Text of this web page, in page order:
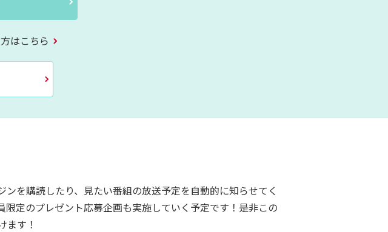
はこちら
を購読したり、見たい番組の放送予定を自動的に知らせてく
定のプレゼント応募企画も実施していく予定です！是非この
ます！